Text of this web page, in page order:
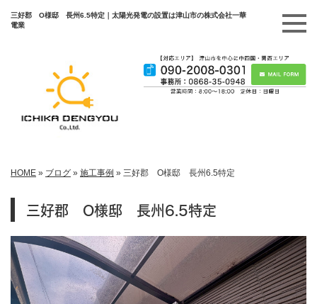
三好郡 O様邸 長州6.5特定｜太陽光発電の設置は津山市の株式会社一華
電業
HOME » ブログ » 施工事例 » 三好郡 O様邸 長州6.5特定
三好郡 O様邸 長州6.5特定